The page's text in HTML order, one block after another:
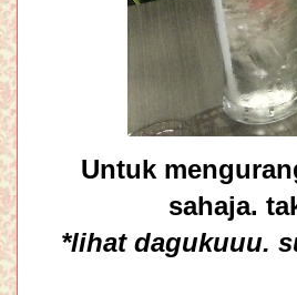
Untuk
sahaja.
*lihat dagukuuu.